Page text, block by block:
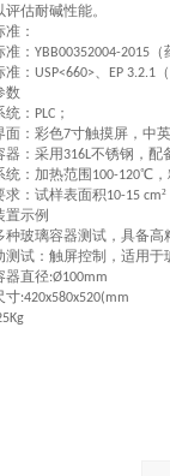
评估耐碱性能。
：
准： YBB00352004-2015
准： USP<660>、 EP 3.2.1
数
： PLC ；
面：彩色7寸触摸屏，中
器‌：采用316L不锈钢，配
统‌：加热范围 100-120℃，
求‌：试样表面积10-15 cm
置示例
种玻璃容器测试，具备高
测试‌：触屏控制，适用于
器直径:Ø100mm
寸:420x580x520(mm